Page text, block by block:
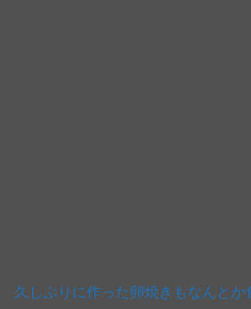
久しぶりに作った卵焼きもなんとか